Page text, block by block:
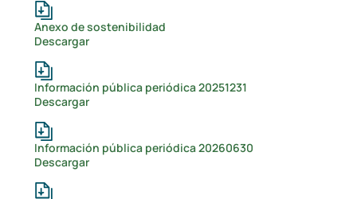
Anexo de sostenibilidad
Descargar
Información pública periódica 20251231
Descargar
Información pública periódica 20260630
Descargar